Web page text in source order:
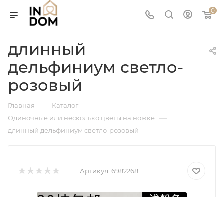
0
длинный
дельфиниум светло-
розовый
Главная — Каталог —
Одиночные или несколько цветы на ножке —
длинный дельфиниум светло-розовый
Артикул: 6982268